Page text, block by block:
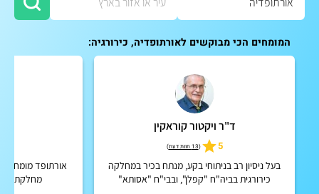
המומחים הכי מבוקשים לאורתופדיה, כירורגיה:
ד"ר ויקטור קוראקין
5
(13 חוות דעת )
בעל ניסיון רב בניתוחי בקע, מנתח בכיר במחלקה
כירורגית בביה"ח "קפלן", ובבי"ח "אסותא"
אורתופד מומחה
מחלקת